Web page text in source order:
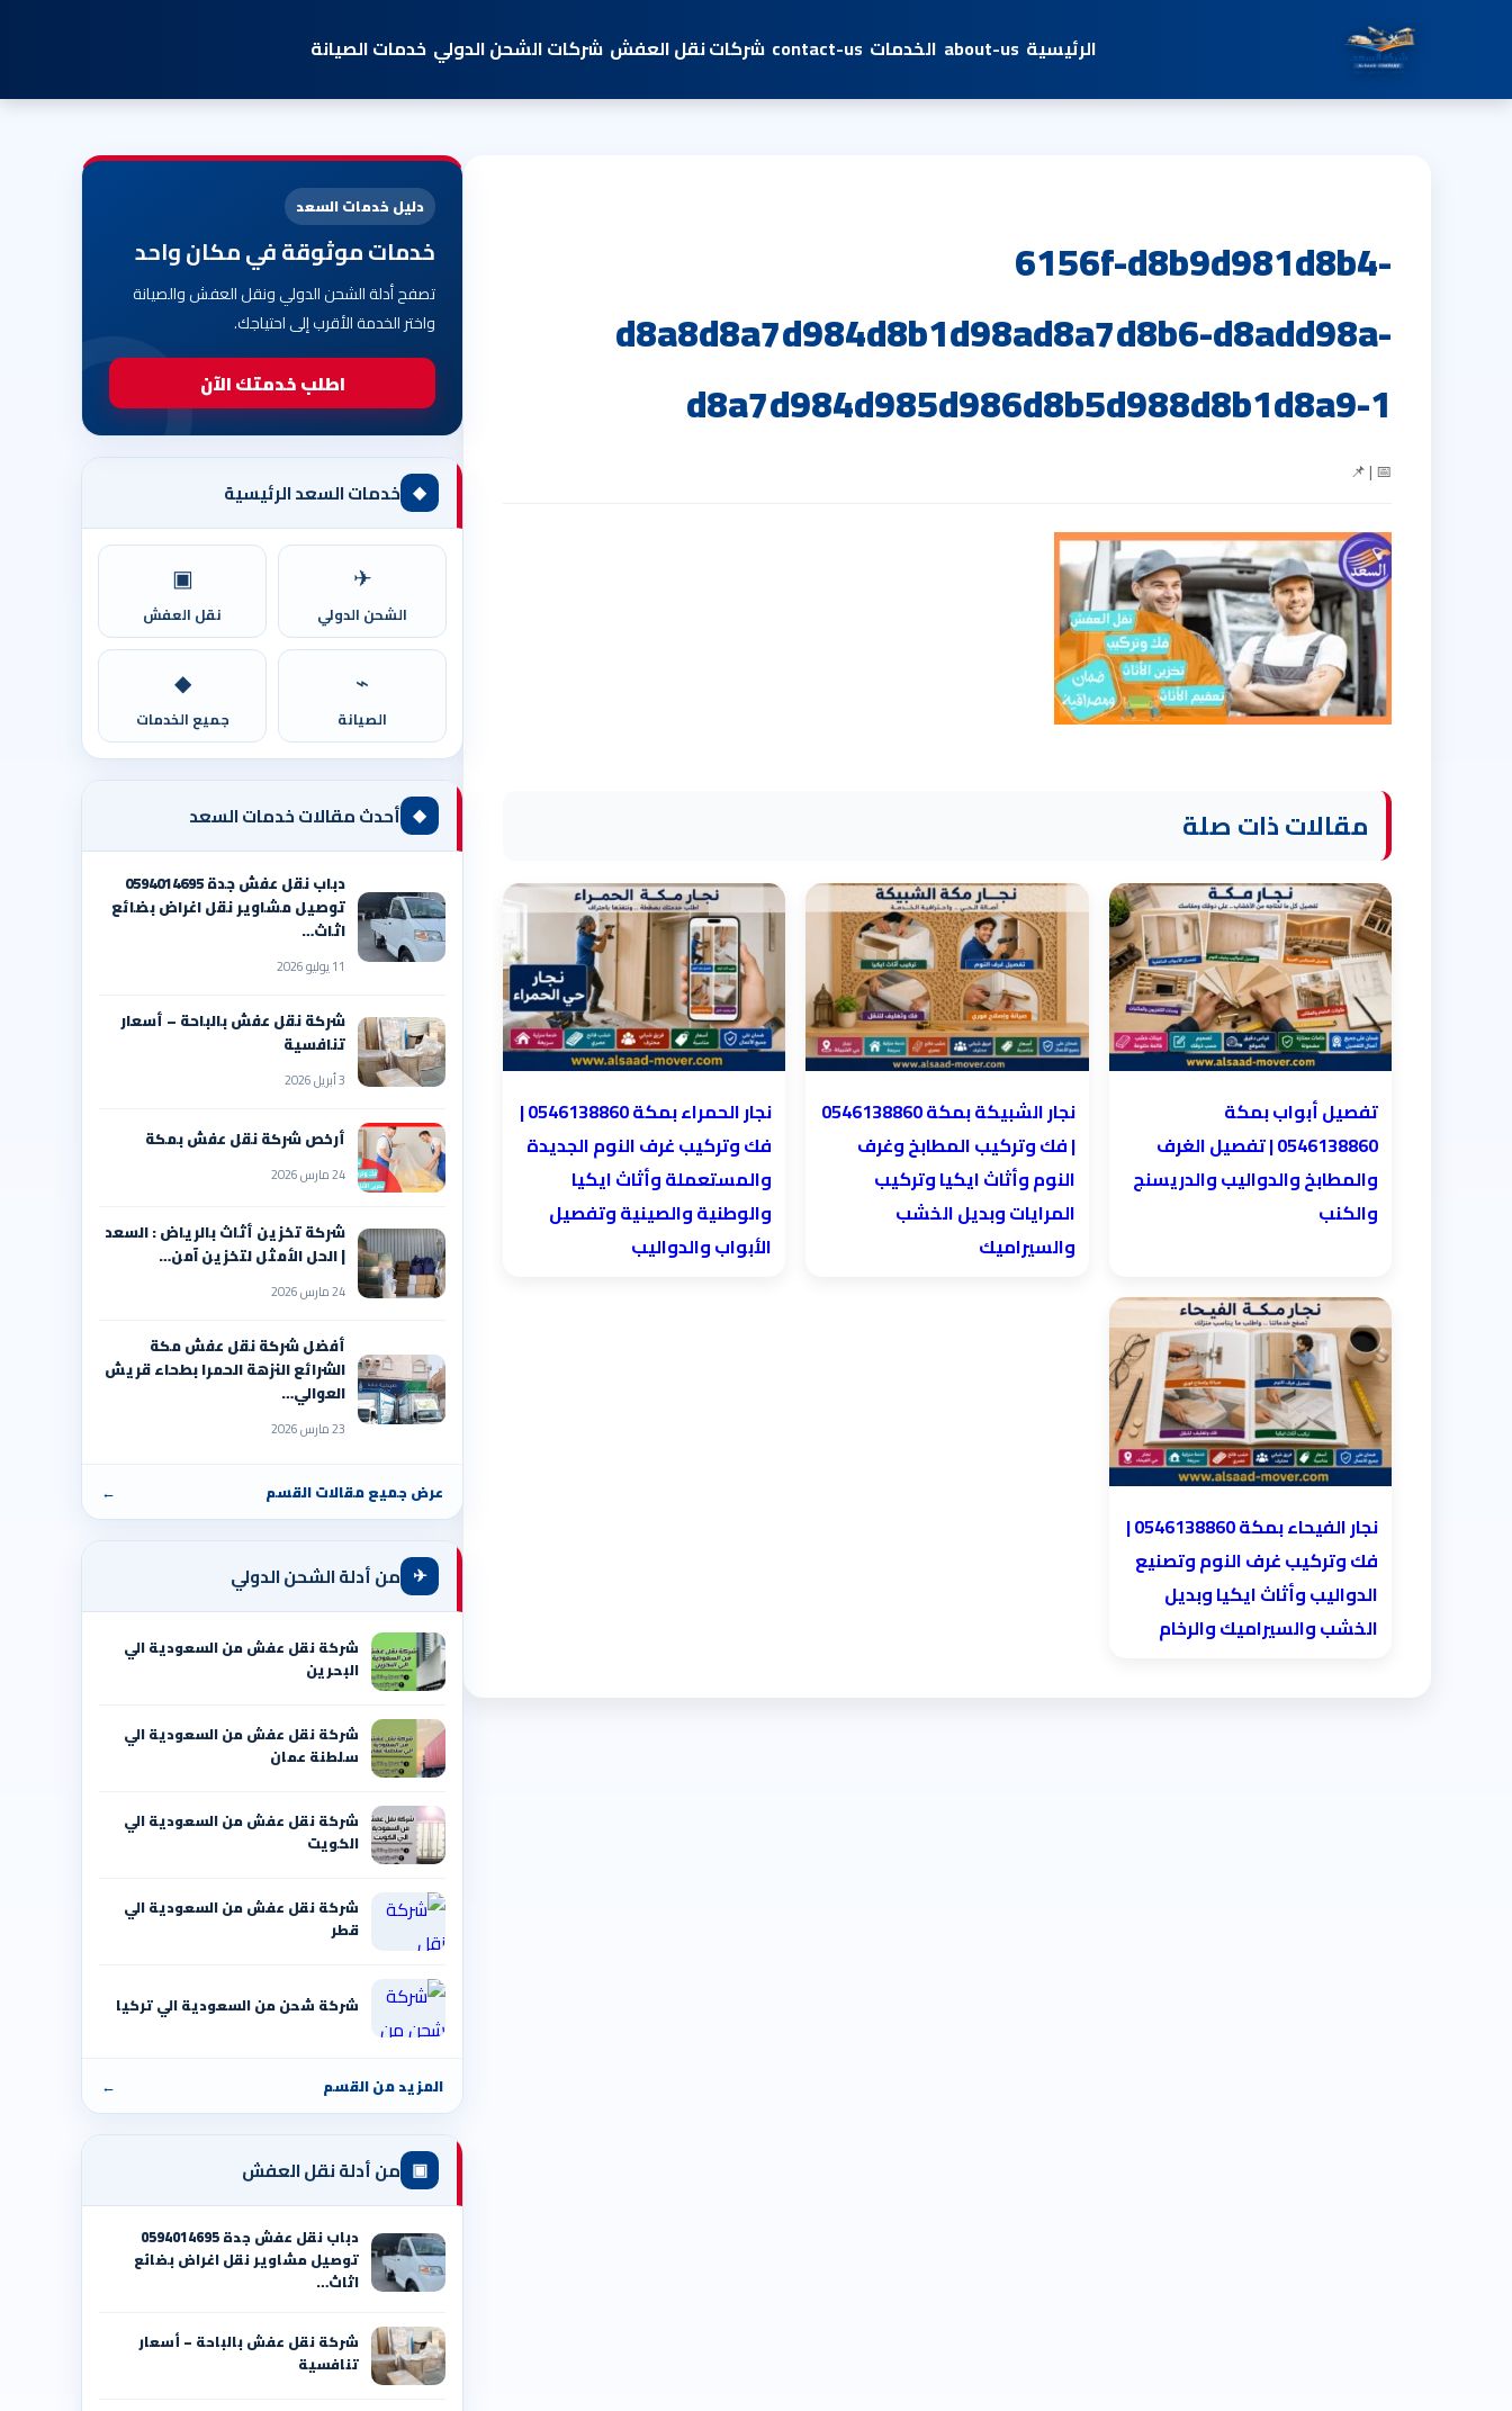
الرئيسية about-us الخدمات contact-us شركات نقل العفش شركات الشحن الدولي خدمات الصيانة
6156f-d8b9d981d8b4-
d8a8d8a7d984d8b1d98ad8a7d8b6-d8add98a-
d8a7d984d985d986d8b5d988d8b1d8a9-1
📅 | 📌
مقالات ذات صلة
تفصيل أبواب بمكة
0546138860 | تفصيل الغرف
والمطابخ والدواليب والدريسنج
والكنب
| فك وتركيب المطابخ وغرف
النوم وأثاث ايكيا وتركيب
المرايات وبديل الخشب
والسيراميك
نجار الحمراء بمكة 0546138860⁩ |
فك وتركيب غرف النوم الجديدة
والمستعملة وأثاث ايكيا
والوطنية والصينية وتفصيل
الأبواب والدواليب
نجار الفيحاء بمكة 0546138860⁩ |
فك وتركيب غرف النوم وتصنيع
الدواليب وأثاث ايكيا وبديل
الخشب والسيراميك والرخام
دليل خدمات السعد
خدمات موثوقة في مكان واحد
تصفح أدلة الشحن الدولي ونقل العفش والصيانة
واختر الخدمة الأقرب إلى احتياجك.
اطلب خدمتك الآن
◆ خدمات السعد الرئيسية
✈
الشحن الدولي
▣
نقل العفش
⌁
الصيانة
◆
جميع الخدمات
◆ أحدث مقالات خدمات السعد
دباب نقل عفش جدة 0594014695
توصيل مشاوير نقل اغراض بضائع
اثاث…
11 يوليو 2026
شركة نقل عفش بالباحة – أسعار
تنافسية
3 أبريل 2026
أرخص شركة نقل عفش بمكة
24 مارس 2026
شركة تخزين أثاث بالرياض : السعد
| الحل الأمثل لتخزين آمن…
24 مارس 2026
أفضل شركة نقل عفش مكة
الشرائع النزهة الحمرا بطحاء قريش
العوالي…
23 مارس 2026
عرض جميع مقالات القسم ←
✈ من أدلة الشحن الدولي
شركة نقل عفش من السعودية الي
البحرين
شركة نقل عفش من السعودية الي
سلطنة عمان
شركة نقل عفش من السعودية الي
الكويت
شركة نقل عفش من السعودية الي
قطر
شركة شحن من السعودية الي تركيا
المزيد من القسم ←
▣ من أدلة نقل العفش
دباب نقل عفش جدة 0594014695
توصيل مشاوير نقل اغراض بضائع
اثاث…
شركة نقل عفش بالباحة – أسعار
تنافسية